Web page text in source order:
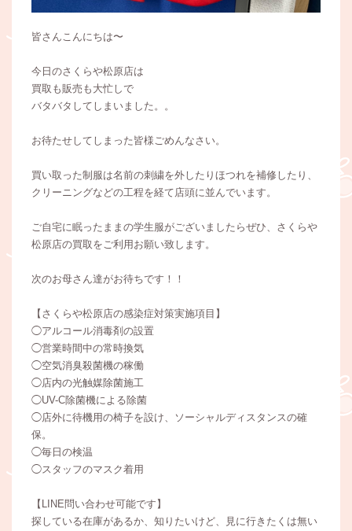
皆さんこんにちは〜
今日のさくらや松原店は
買取も販売も大忙しで
バタバタしてしまいました。。
お待たせしてしまった皆様ごめんなさい。
買い取った制服は名前の刺繍を外したりほつれを補修したり、
クリーニングなどの工程を経て店頭に並んでいます。
ご自宅に眠ったままの学生服がございましたらぜひ、さくらや
松原店の買取をご利用お願い致します。
次のお母さん達がお待ちです！！
【さくらや松原店の感染症対策実施項目】
◯アルコール消毒剤の設置
◯営業時間中の常時換気
◯空気消臭殺菌機の稼働
◯店内の光触媒除菌施工
◯UV-C除菌機による除菌
◯店外に待機用の椅子を設け、ソーシャルディスタンスの確
保。
◯毎日の検温
◯スタッフのマスク着用
【LINE問い合わせ可能です】
探している在庫があるか、知りたいけど、見に行きたくは無い